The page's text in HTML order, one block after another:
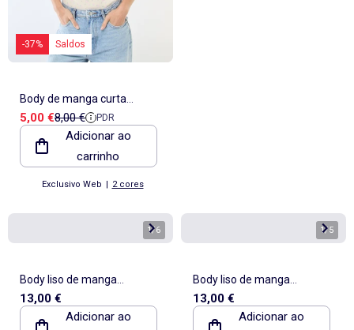
-37% Saldos
Body de manga curta
canelado
Preço de venda
5,00 €Preço de referência
8,00 € PDR
Adicionar ao
carrinho
Exclusivo Web | 2 cores
1/6
Body liso de manga
comprida
13,00 €
Adicionar ao
1/5
Body liso de manga
comprida
13,00 €
Adicionar ao